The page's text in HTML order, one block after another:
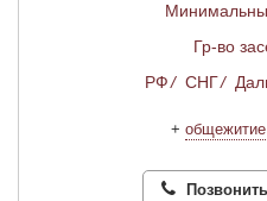
Гр-во
РФ/ СНГ/
+